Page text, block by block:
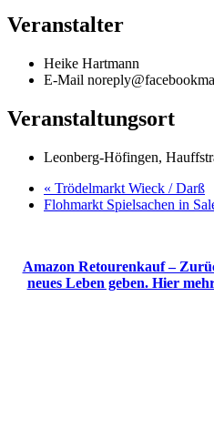
Veranstalter
Heike Hartmann
E-Mail
Veranstaltungsort
Leonberg-Höfingen,
« Trödelmarkt Wieck / Darß
Flohmarkt Spielsachen in
Amazon Retourenkauf –
neues Leben geben. Hier